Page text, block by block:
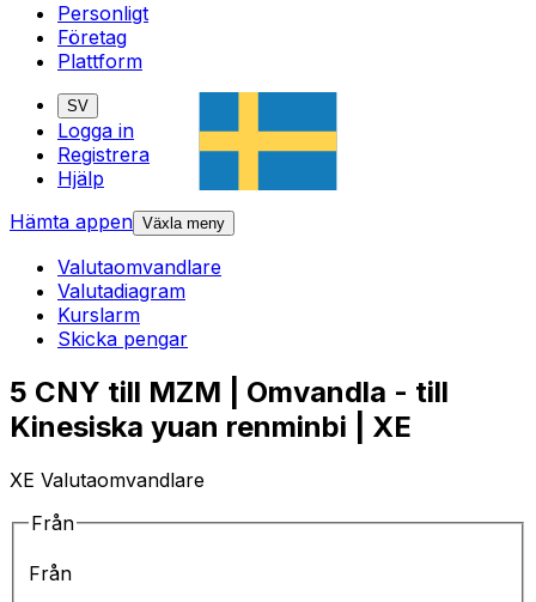
Personligt
Företag
Plattform
SV
Logga in
Registrera
Hjälp
Hämta appen Växla meny
Valutaomvandlare
Valutadiagram
Kurslarm
Skicka pengar
5 CNY till MZM | Omvandla - till
Kinesiska yuan renminbi | XE
XE Valutaomvandlare
Från
Från